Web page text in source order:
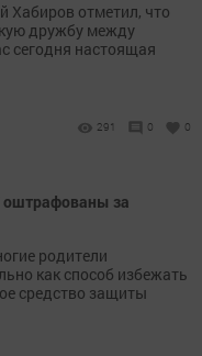
Хабиров отметил, что
дружбу между
сегодня настоящая
291 0 0
оштрафованы за
родители
как способ избежать
средство защиты